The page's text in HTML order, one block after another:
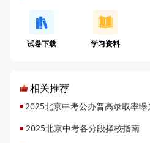
试卷下载 学习资料
相关推荐
2025北京中考各分段择校指南